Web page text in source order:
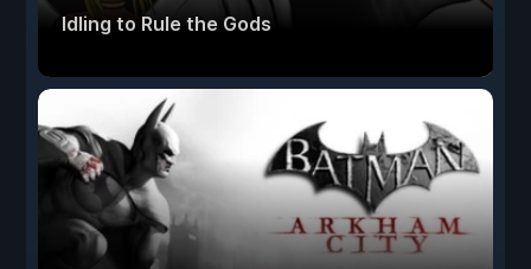
Idling to Rule the Gods